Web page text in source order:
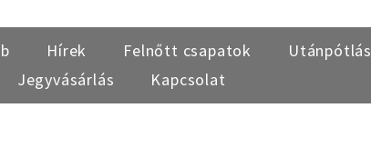
Hírek Felnőtt csapatok
Utánpótlás
Jegyvásárlás
Kapcsolat